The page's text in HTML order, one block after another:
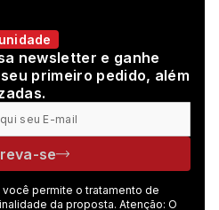
newsletter e ganhe
primeiro pedido, além
se
permite o tratamento de
da proposta. Atenção: O